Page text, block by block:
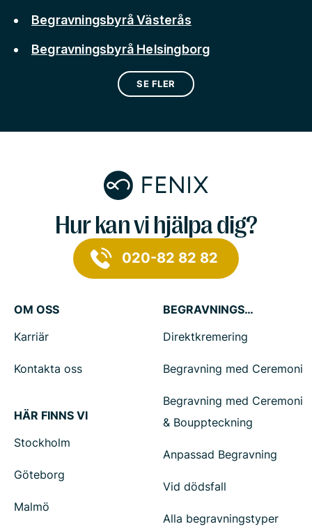
Begravningsbyrå Västerås
Begravningsbyrå Helsingborg
SE FLER
Hur kan vi hjälpa dig?
020-82 82 82
OM OSS
Karriär
Kontakta oss
HÄR FINNS VI
Stockholm
Göteborg
Malmö
BEGRAVNINGSTJÄNSTER
Direktkremering
Begravning med Ceremoni
Begravning med Ceremoni
& Bouppteckning
Anpassad Begravning
Vid dödsfall
Alla begravningstyper